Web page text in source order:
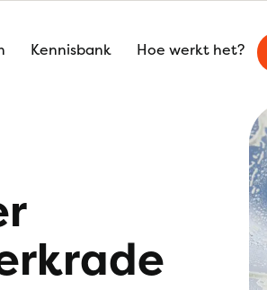
Kennisbank Hoe werkt het?